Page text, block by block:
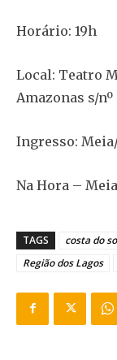
Horário: 19h
Local: Teatro
Amazonas s/
Ingresso:
Na Hora –
TAGS costa do
Região dos Lagos